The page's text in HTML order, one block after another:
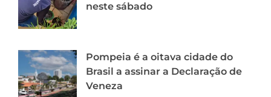
neste sábado
Pompeia é a oitava cidade do
Brasil a assinar a Declaração de
Veneza